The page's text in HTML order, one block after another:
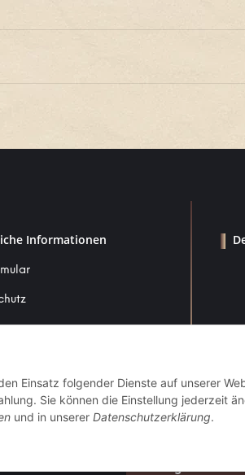
Informationen
Vertrag widerrufen
Einsatz folgender Dienste auf unserer
Sie können die Einstellung jederzeit
und in unserer Datenschutzerklärung.